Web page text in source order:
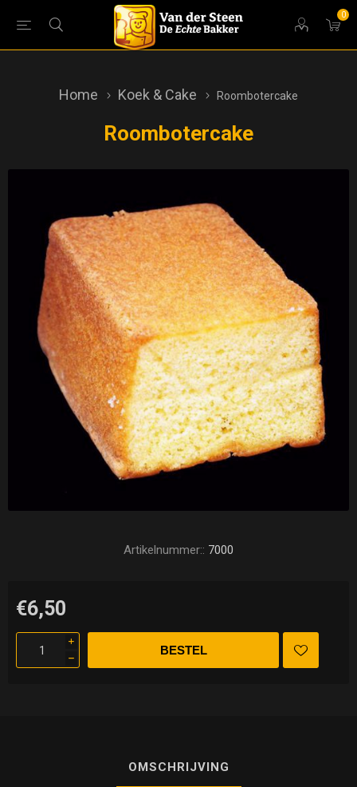
0
Home Koek & Cake Roombotercake
Roombotercake
Artikelnummer:: 7000
€6,50
i
h
OMSCHRIJVING